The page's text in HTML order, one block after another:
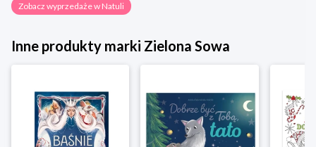
Zobacz wyprzedaże w Natuli
Inne produkty marki Zielona Sowa